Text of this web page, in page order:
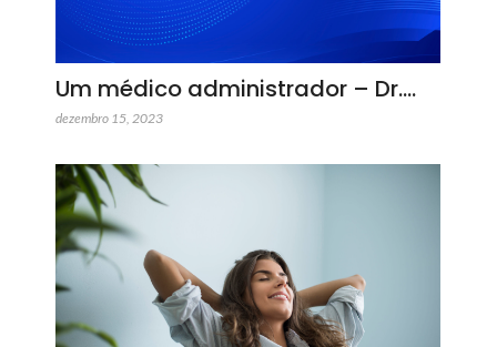
Um médico administrador – Dr.…
dezembro 15, 2023